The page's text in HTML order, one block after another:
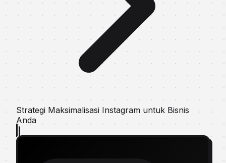
Strategi Maksimalisasi Instagram untuk Bisnis
Anda